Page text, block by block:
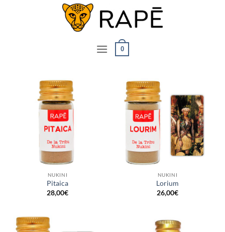
0
NUKINI
Pitaica
28,00€
NUKINI
Lorium
26,00€